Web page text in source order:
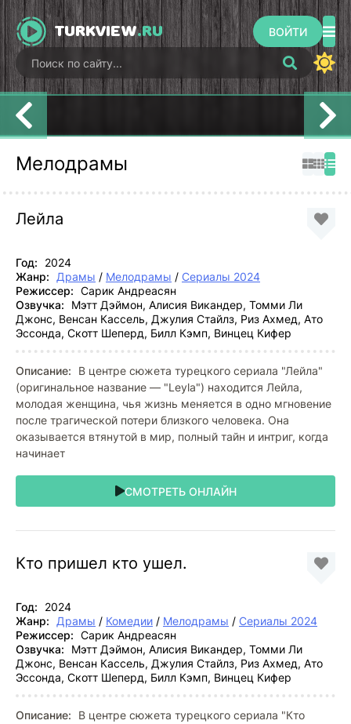
TURKVIEW.RU ВОЙТИ
Моя прекрасная
жизнь
Мои братья, мои
сестры
Постучись в
мою дверь
Мелодрамы
Лейла
Год:
2024
Жанр:
Драмы / Мелодрамы / Сериалы 2024
Режиссер: Сарик Андреасян
Озвучка:
Мэтт Дэймон, Алисия Викандер, Томми Ли
Джонс, Венсан Кассель, Джулия Стайлз, Риз Ахмед, Ато
Эссонда, Скотт Шеперд, Билл Кэмп, Винцец Кифер
Описание:
В центре сюжета турецкого сериала "Лейла"
(оригинальное название — "Leyla") находится Лейла,
молодая женщина, чья жизнь меняется в одно мгновение
после трагической потери близкого человека. Она
оказывается втянутой в мир, полный тайн и интриг, когда
начинает
СМОТРЕТЬ ОНЛАЙН
Кто пришел кто ушел.
Год:
2024
Жанр:
Драмы / Комедии / Мелодрамы / Сериалы 2024
Режиссер: Сарик Андреасян
Озвучка:
Мэтт Дэймон, Алисия Викандер, Томми Ли
Джонс, Венсан Кассель, Джулия Стайлз, Риз Ахмед, Ато
Эссонда, Скотт Шеперд, Билл Кэмп, Винцец Кифер
Описание:
В центре сюжета турецкого сериала "Кто